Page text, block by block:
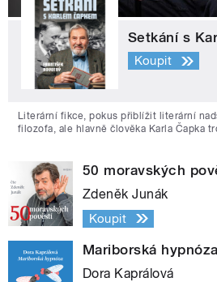
Setkání s
Koupit
Literární fikce, pokus přiblížit literární
filozofa, ale hlavně člověka Karla Čapka
50 moravských
Zdeněk Junák
Koupit
Mariborská hypnóza
Dora Kaprálová